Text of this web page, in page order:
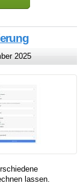
2025
lassen.